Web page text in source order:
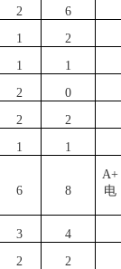
2 6
1 2
1 1
2 0
2 2
1 1
6 8
A+
电
3 4
2 2